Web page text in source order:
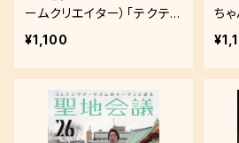
ームクリエイター）「テクテ
クテクテク 位置情報ゲーム
における安心と楽しさ」
¥1,100
ち
秩